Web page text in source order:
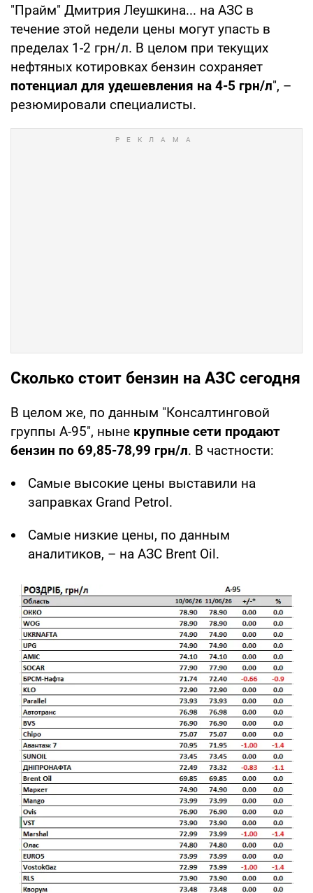
"Прайм" Дмитрия Леушкина... на АЗС в
течение этой недели цены могут упасть в
пределах 1-2 грн/л. В целом при текущих
нефтяных котировках бензин сохраняет
потенциал для удешевления на 4-5 грн/л", –
резюмировали специалисты.
Сколько стоит бензин на АЗС сегодня
В целом же, по данным "Консалтинговой
группы А-95", ныне крупные сети продают
бензин по 69,85-78,99 грн/л. В частности:
Самые высокие цены выставили на
заправках Grand Petrol.
Самые низкие цены, по данным
аналитиков, – на АЗС Brent Oil.